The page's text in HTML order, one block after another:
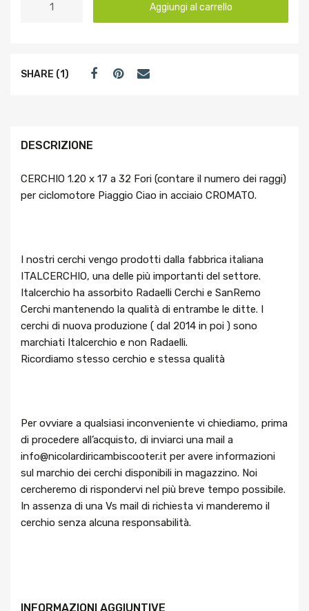
Aggiungi al carrello
SHARE (1)
DESCRIZIONE
CERCHIO 1.20 x 17 a 32 Fori (contare il numero dei raggi)
per ciclomotore Piaggio Ciao in acciaio CROMATO.
I nostri cerchi vengo prodotti dalla fabbrica italiana
ITALCERCHIO, una delle più importanti del settore.
Italcerchio ha assorbito Radaelli Cerchi e SanRemo
Cerchi mantenendo la qualità di entrambe le ditte. I
cerchi di nuova produzione ( dal 2014 in poi ) sono
marchiati Italcerchio e non Radaelli.
Ricordiamo stesso cerchio e stessa qualità
Per ovviare a qualsiasi inconveniente vi chiediamo, prima
di procedere all’acquisto, di inviarci una mail a
info@nicolardiricambiscooter.it per avere informazioni
sul marchio dei cerchi disponibili in magazzino. Noi
cercheremo di rispondervi nel più breve tempo possibile.
In assenza di una Vs mail di richiesta vi manderemo il
cerchio senza alcuna responsabilità.
INFORMAZIONI AGGIUNTIVE